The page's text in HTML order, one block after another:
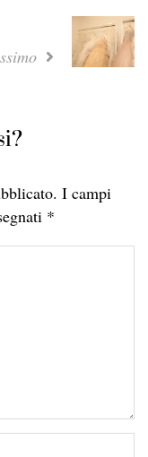
I campi
*